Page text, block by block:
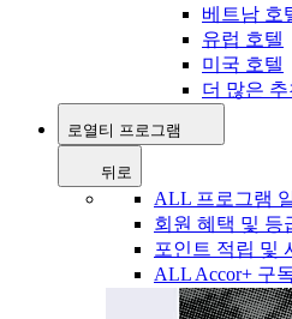
베트남 호
유럽 호텔
미국 호텔
더 많은
로열티 프로그램
뒤로
ALL 프로그램
회원 혜택 및 등
포인트 적립 및
ALL Accor+ 구